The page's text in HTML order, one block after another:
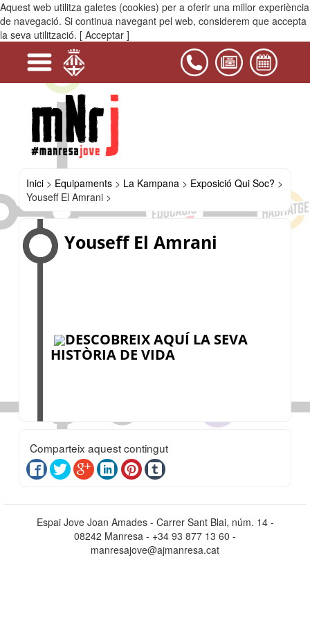
Aquest web utilitza galetes (cookies) per a oferir una millor experiència
de navegació. Si continua navegant pel web, considerem que accepta
la seva utilització. [ Acceptar ]
MENÚ
Serveis
+
Projectes
+
Activitats
+
Equipaments
-
La
Kampana
-
Exposició
Qui
-
Ronny
Eyegue
Hafssa
Baddou
Khalid
Ait
Hamou
Jennifer
Benedicto
Otman
Touri
Kawtar
Zaki
Karim
Akidouch
Yeraimy
Isabel
Luna
Youseff
El
Amrani
María
José
Castro
Catalitza
Espai
Jove
Amades
Vídeo
dels
equipaments
juvenils
de
Manresa
Reserva
d'espais
materials
PIJ
Casals
Bages
+
Contacta'ns
+
Inici> Equipaments> La Kampana > Exposició Qui Soc? >
Youseff El Amrani >
Youseff El Amrani
DESCOBREIX AQUÍ LA SEVA
HISTÒRIA DE VIDA
Comparteix aquest contingut
Espai Jove Joan Amades - Carrer Sant Blai, núm. 14 -
08242 Manresa - +34 93 877 13 60 -
manresajove@ajmanresa.cat